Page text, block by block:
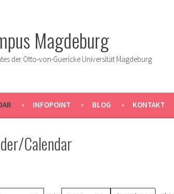
Magdeburg
der Otto-von-Guericke Universität Magdeburg
INFOPOINT BLOG KONTAKT
Calendar